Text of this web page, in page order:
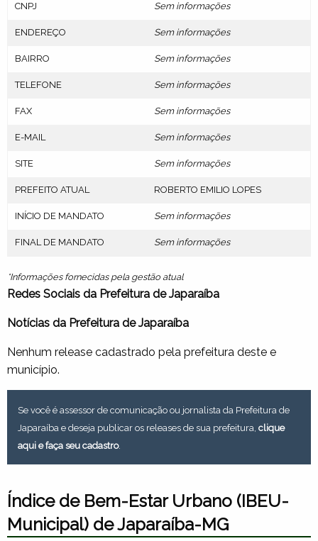
CNPJ Sem informações
ENDEREÇO Sem informações
BAIRRO Sem informações
TELEFONE Sem informações
FAX Sem informações
E-MAIL Sem informações
SITE Sem informações
PREFEITO ATUAL ROBERTO EMILIO LOPES
INÍCIO DE MANDATO Sem informações
FINAL DE MANDATO Sem informações
*Informações fornecidas pela gestão atual
Redes Sociais da Prefeitura de Japaraíba
Notícias da Prefeitura de Japaraíba
Nenhum release cadastrado pela prefeitura deste e
município.
Se você é assessor de comunicação ou jornalista da Prefeitura de
Japaraíba e deseja publicar os releases de sua prefeitura, clique
aqui e faça seu cadastro.
Índice de Bem-Estar Urbano (IBEU-
Municipal) de Japaraíba-MG